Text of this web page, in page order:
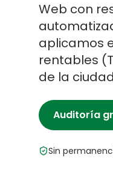
Web con
aplicamos
rentables (
de la
Auditoría
Sin